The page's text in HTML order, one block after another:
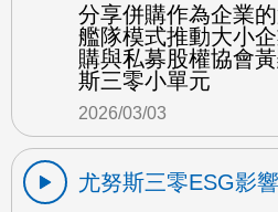
分享併購作為企業
艦隊模式推動大小
購與私募股權協會
斯三零小單元
2026/03/03
尤努斯三零ESG影